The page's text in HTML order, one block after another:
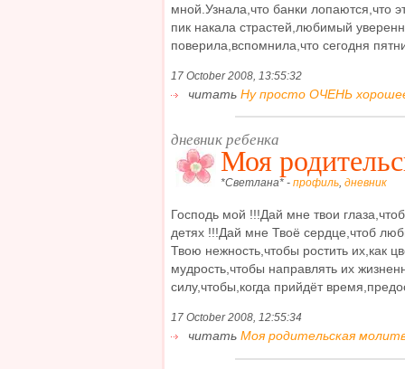
мной.Узнала,что банки лопаются,что
пик накала страстей,любимый
поверила,вспомнила,что сегодня
17 October 2008, 13:55:32
читать Ну просто ОЧЕНЬ
дневник ребенка
Моя
*Светлана* - профиль, дневник
Господь мой !!!Дай мне твои
детях !!!Дай мне Твоё сердце,чтоб
Твою нежность,чтобы ростить их,как
мудрость,чтобы направлять их
силу,чтобы,когда прийдёт
17 October 2008, 12:55:34
читать Моя родительская